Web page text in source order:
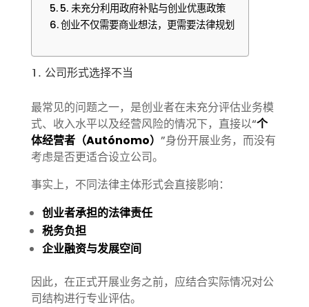
5. 未充分利用政府补贴与创业优惠政策
创业不仅需要商业想法，更需要法律规划
1. 公司形式选择不当
最常见的问题之一，是创业者在未充分评估业务模
式、收入水平以及经营风险的情况下，直接以“个
体经营者（Autónomo） ”身份开展业务，而没有
考虑是否更适合设立公司。
事实上，不同法律主体形式会直接影响：
创业者承担的法律责任
税务负担
企业融资与发展空间
因此，在正式开展业务之前，应结合实际情况对公
司结构进行专业评估。